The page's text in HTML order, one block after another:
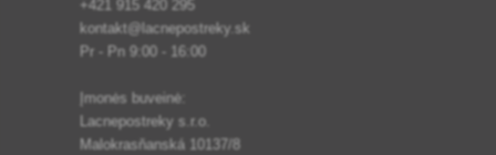
+421 915 420 295
kontakt@lacnepostreky.sk
Pr - Pn 9:00 - 16:00
Įmonės buveinė:
Lacnepostreky s.r.o.
Malokrasňanská 10137/8